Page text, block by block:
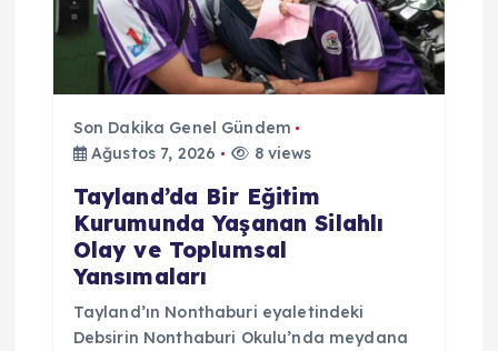
Son Dakika Genel Gündem
Ağustos 7, 2026
8 views
Tayland’da Bir Eğitim
Kurumunda Yaşanan Silahlı
Olay ve Toplumsal
Yansımaları
Tayland’ın Nonthaburi eyaletindeki
Debsirin Nonthaburi Okulu’nda meydana